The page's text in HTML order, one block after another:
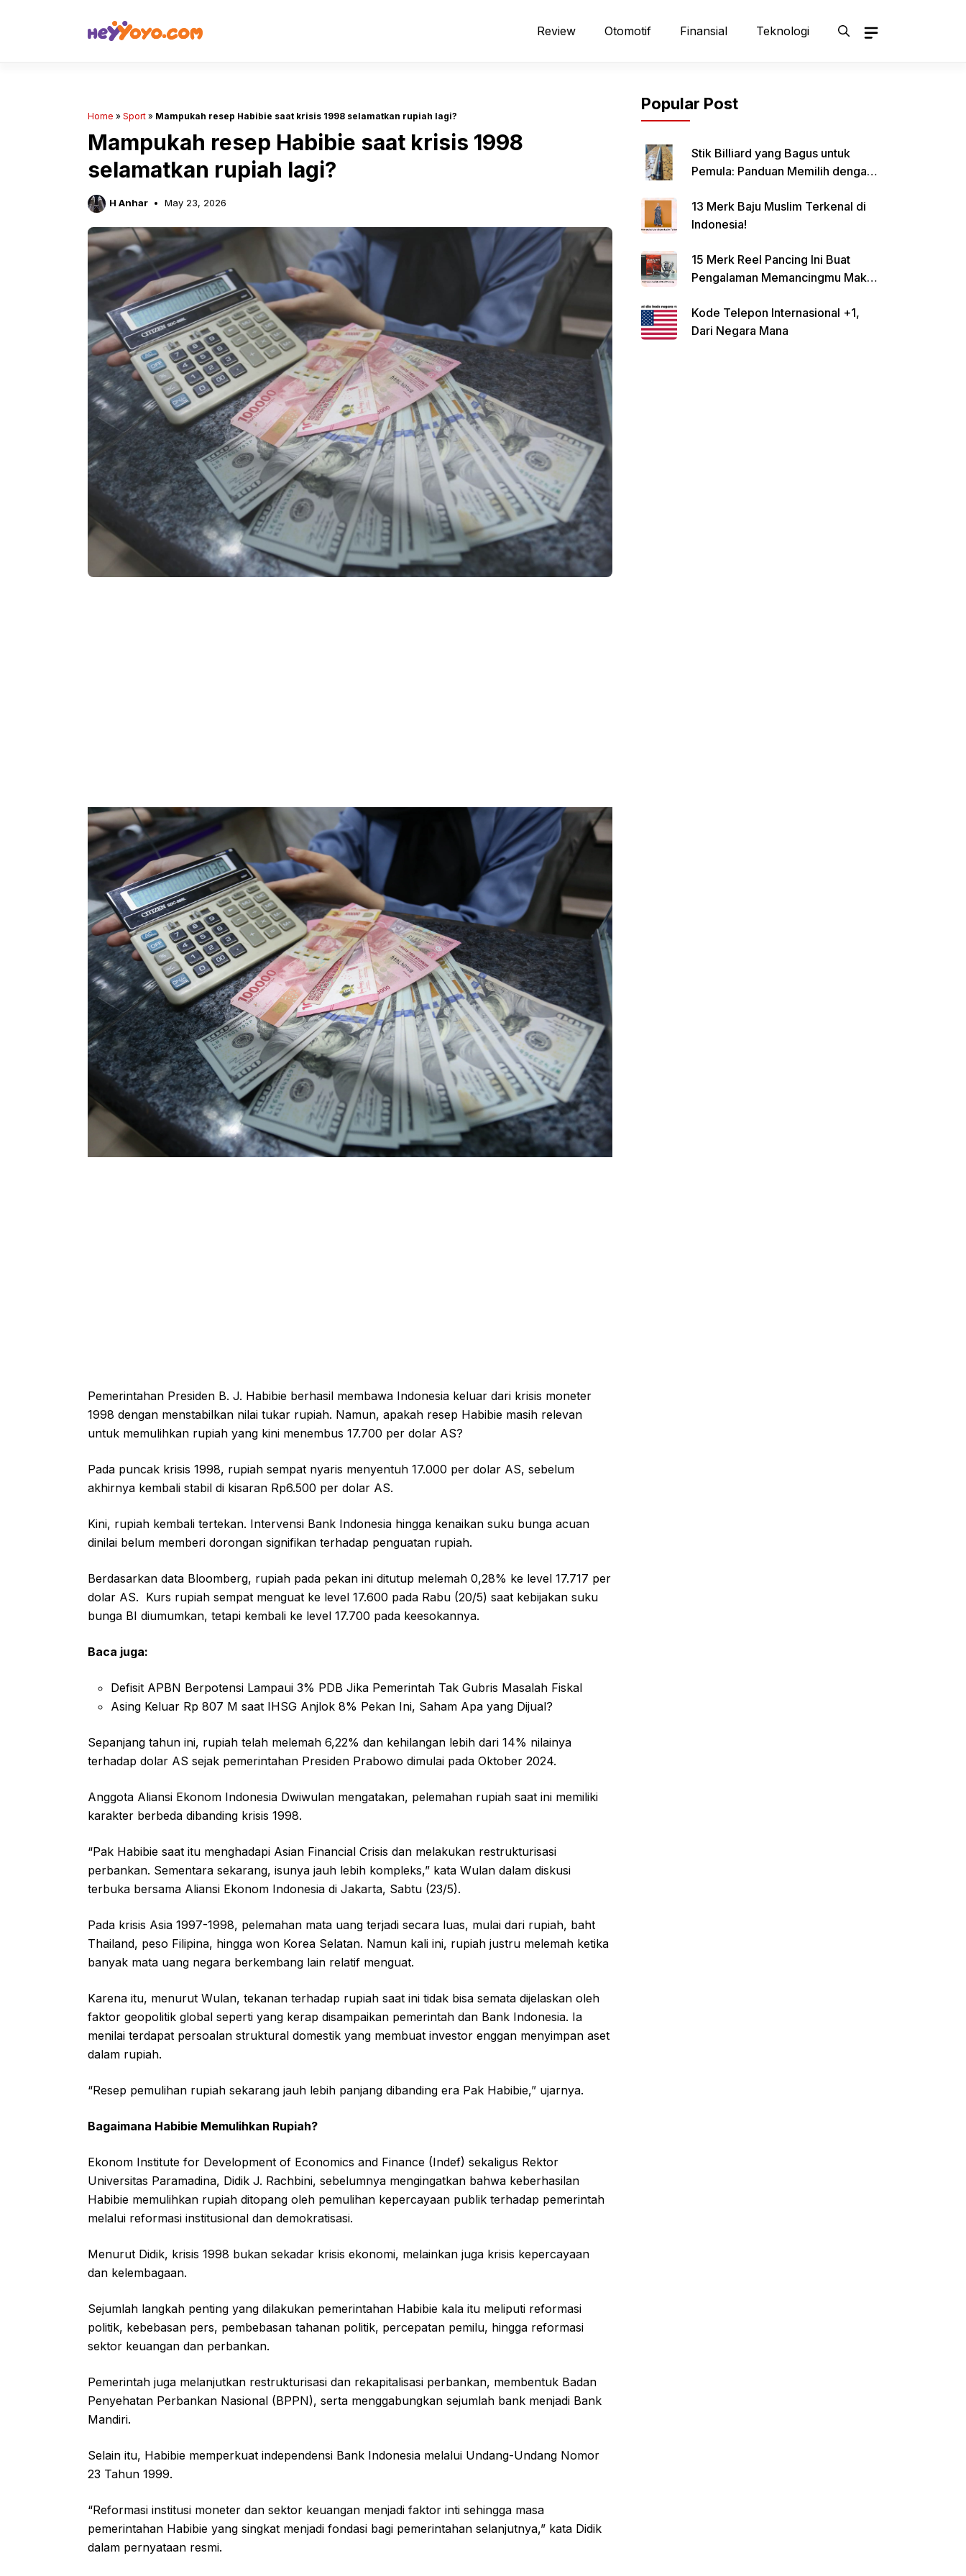
Review Otomotif Finansial Teknologi
Home » Sport » Mampukah resep Habibie saat krisis 1998 selamatkan rupiah lagi?
Mampukah resep Habibie saat krisis 1998
selamatkan rupiah lagi?
H Anhar May 23, 2026
Pemerintahan Presiden B. J. Habibie berhasil membawa Indonesia keluar dari krisis moneter
1998 dengan menstabilkan nilai tukar rupiah. Namun, apakah resep Habibie masih relevan
untuk memulihkan rupiah yang kini menembus 17.700 per dolar AS?
Pada puncak krisis 1998, rupiah sempat nyaris menyentuh 17.000 per dolar AS, sebelum
akhirnya kembali stabil di kisaran Rp6.500 per dolar AS.
Kini, rupiah kembali tertekan. Intervensi Bank Indonesia hingga kenaikan suku bunga acuan
dinilai belum memberi dorongan signifikan terhadap penguatan rupiah.
Berdasarkan data Bloomberg, rupiah pada pekan ini ditutup melemah 0,28% ke level 17.717 per
dolar AS. Kurs rupiah sempat menguat ke level 17.600 pada Rabu (20/5) saat kebijakan suku
bunga BI diumumkan, tetapi kembali ke level 17.700 pada keesokannya.
Baca juga:
Defisit APBN Berpotensi Lampaui 3% PDB Jika Pemerintah Tak Gubris Masalah Fiskal
Asing Keluar Rp 807 M saat IHSG Anjlok 8% Pekan Ini, Saham Apa yang Dijual?
Sepanjang tahun ini, rupiah telah melemah 6,22% dan kehilangan lebih dari 14% nilainya
terhadap dolar AS sejak pemerintahan Presiden Prabowo dimulai pada Oktober 2024.
Anggota Aliansi Ekonom Indonesia Dwiwulan mengatakan, pelemahan rupiah saat ini memiliki
karakter berbeda dibanding krisis 1998.
“Pak Habibie saat itu menghadapi Asian Financial Crisis dan melakukan restrukturisasi
perbankan. Sementara sekarang, isunya jauh lebih kompleks,” kata Wulan dalam diskusi
terbuka bersama Aliansi Ekonom Indonesia di Jakarta, Sabtu (23/5).
Pada krisis Asia 1997-1998, pelemahan mata uang terjadi secara luas, mulai dari rupiah, baht
Thailand, peso Filipina, hingga won Korea Selatan. Namun kali ini, rupiah justru melemah ketika
banyak mata uang negara berkembang lain relatif menguat.
Karena itu, menurut Wulan, tekanan terhadap rupiah saat ini tidak bisa semata dijelaskan oleh
faktor geopolitik global seperti yang kerap disampaikan pemerintah dan Bank Indonesia. Ia
menilai terdapat persoalan struktural domestik yang membuat investor enggan menyimpan aset
dalam rupiah.
“Resep pemulihan rupiah sekarang jauh lebih panjang dibanding era Pak Habibie,” ujarnya.
Bagaimana Habibie Memulihkan Rupiah?
Ekonom Institute for Development of Economics and Finance (Indef) sekaligus Rektor
Universitas Paramadina, Didik J. Rachbini, sebelumnya mengingatkan bahwa keberhasilan
Habibie memulihkan rupiah ditopang oleh pemulihan kepercayaan publik terhadap pemerintah
melalui reformasi institusional dan demokratisasi.
Menurut Didik, krisis 1998 bukan sekadar krisis ekonomi, melainkan juga krisis kepercayaan
dan kelembagaan.
Sejumlah langkah penting yang dilakukan pemerintahan Habibie kala itu meliputi reformasi
politik, kebebasan pers, pembebasan tahanan politik, percepatan pemilu, hingga reformasi
sektor keuangan dan perbankan.
Pemerintah juga melanjutkan restrukturisasi dan rekapitalisasi perbankan, membentuk Badan
Penyehatan Perbankan Nasional (BPPN), serta menggabungkan sejumlah bank menjadi Bank
Mandiri.
Selain itu, Habibie memperkuat independensi Bank Indonesia melalui Undang-Undang Nomor
23 Tahun 1999.
“Reformasi institusi moneter dan sektor keuangan menjadi faktor inti sehingga masa
pemerintahan Habibie yang singkat menjadi fondasi bagi pemerintahan selanjutnya,” kata Didik
dalam pernyataan resmi.
Popular Post
Stik Billiard yang Bagus untuk
Pemula: Panduan Memilih dengan
13 Merk Baju Muslim Terkenal di
Indonesia!
15 Merk Reel Pancing Ini Buat
Pengalaman Memancingmu Makin
Kode Telepon Internasional +1,
Dari Negara Mana